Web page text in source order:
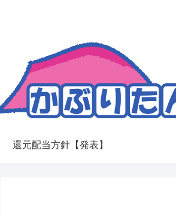
還元配当方針【発表】